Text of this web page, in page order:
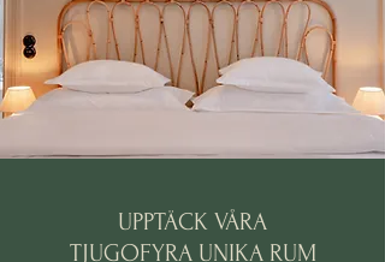
UPPTÄCK VÅRA
TJUGOFYRA UNIKA RUM